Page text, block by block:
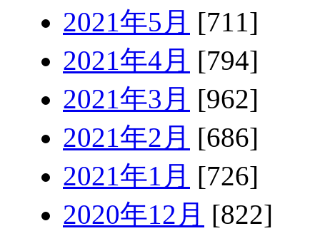
2021年5月 [711]
2021年4月 [794]
2021年3月 [962]
2021年2月 [686]
2021年1月 [726]
2020年12月 [822]